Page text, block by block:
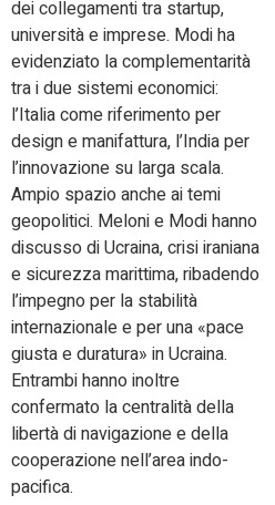
dei collegamenti tra startup,
università e imprese. Modi ha
evidenziato la complementarità
tra i due sistemi economici:
l’Italia come riferimento per
design e manifattura, l’India per
l’innovazione su larga scala.
Ampio spazio anche ai temi
geopolitici. Meloni e Modi hanno
discusso di Ucraina, crisi iraniana
e sicurezza marittima, ribadendo
l’impegno per la stabilità
internazionale e per una «pace
giusta e duratura» in Ucraina.
Entrambi hanno inoltre
confermato la centralità della
libertà di navigazione e della
cooperazione nell’area indo-
pacifica.